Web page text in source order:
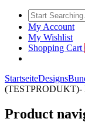
My Account
My Wishlist
Shopping Cart
StartseiteDesigns
(TESTPRODUKT)-
Product